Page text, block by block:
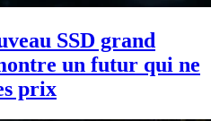
SSD grand
un futur qui ne
prix